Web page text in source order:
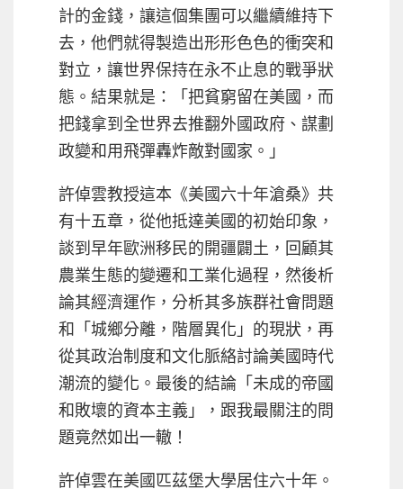
計的金錢，讓這個集團可以繼續維持下
去，他們就得製造出形形色色的衝突和
對立，讓世界保持在永不止息的戰爭狀
態。結果就是：「把貧窮留在美國，而
把錢拿到全世界去推翻外國政府、謀劃
政變和用飛彈轟炸敵對國家。」
許倬雲教授這本《美國六十年滄桑》共
有十五章，從他抵達美國的初始印象，
談到早年歐洲移民的開疆闢土，回顧其
農業生態的變遷和工業化過程，然後析
論其經濟運作，分析其多族群社會問題
和「城鄉分離，階層異化」的現狀，再
從其政治制度和文化脈絡討論美國時代
潮流的變化。最後的結論「未成的帝國
和敗壞的資本主義」，跟我最關注的問
題竟然如出一轍！
許倬雲在美國匹茲堡大學居住六十年。